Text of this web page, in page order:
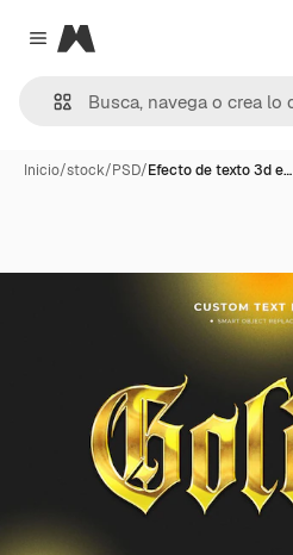
Close menu
Magnific
Inicio/stock/PSD/Efecto de texto 3d e…